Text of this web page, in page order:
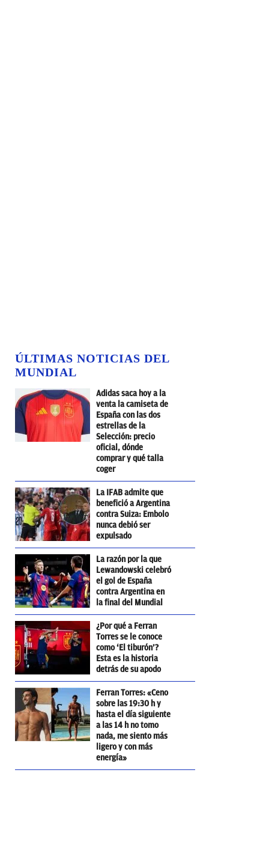
ÚLTIMAS NOTICIAS DEL
MUNDIAL
Adidas saca hoy a la
venta la camiseta de
España con las dos
estrellas de la
Selección: precio
oficial, dónde
comprar y qué talla
coger
La IFAB admite que
benefició a Argentina
contra Suiza: Embolo
nunca debió ser
expulsado
La razón por la que
Lewandowski celebró
el gol de España
contra Argentina en
la final del Mundial
¿Por qué a Ferran
Torres se le conoce
como ‘El tiburón’?
Esta es la historia
detrás de su apodo
Ferran Torres: «Ceno
sobre las 19:30 h y
hasta el día siguiente
a las 14 h no tomo
nada, me siento más
ligero y con más
energía»